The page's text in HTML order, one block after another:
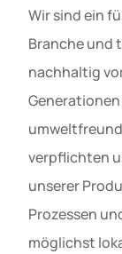
Wir sind ein
Branche und
nachhaltig
verpflichten
unserer
Prozessen
möglichst